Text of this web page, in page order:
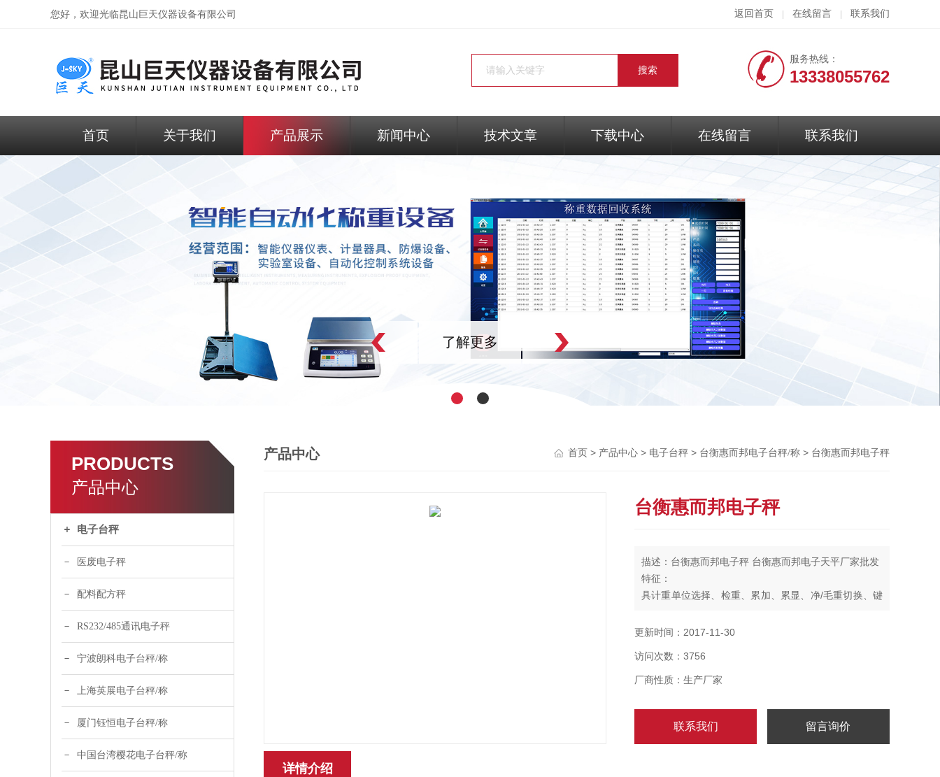
您好，欢迎光临昆山巨天仪器设备有限公司 返回首页 在线留言 联系我们
服务热线：
13338055762
首页 关于我们 产品展示 新闻中心 技术文章 下载中心 在线留言 联系我们
了解更多
PRODUCTS
产品中心
电子台秤
医废电子秤
配料配方秤
RS232/485通讯电子秤
宁波朗科电子台秤/称
上海英展电子台秤/称
厦门钰恒电子台秤/称
中国台湾樱花电子台秤/称
产品中心 首页 > 产品中心 > 电子台秤 > 台衡惠而邦电子台秤/称 > 台衡惠而邦电子秤
台衡惠而邦电子秤
描述：台衡惠而邦电子秤 台衡惠而邦电子天平厂家批发
特征：
具计重单位选择、检重、累加、累显、净/毛重切换、键
52mm大型LCD显示,附白色LED背光
超薄型压铸铝磅体及不锈钢台面,轻巧耐用（L型除外）
S型及M型磅台采用铝压铸一体成型技术。
更新时间：2017-11-30
访问次数：3756
厂商性质：生产厂家
联系我们 留言询价
详情介绍